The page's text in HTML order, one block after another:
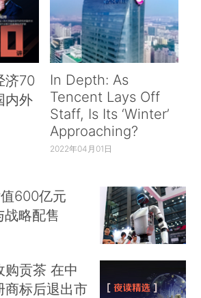
济70
内外
In Depth: As
Tencent Lays Off
Staff, Is Its ‘Winter’
Approaching?
2022年04月01日
600亿元
略配售
购贡茶 在中
商标后退出市